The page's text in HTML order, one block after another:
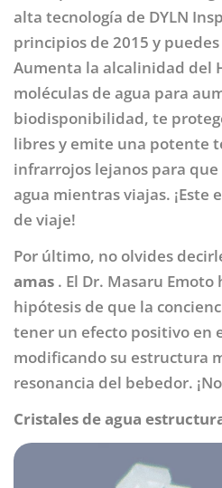
alta tecnología de DYLN
principios de 2015 y
Aumenta la alcalinidad del
moléculas de agua para
biodisponibilidad, te
libres y emite una potente
infrarrojos lejanos para
agua mientras viajas. ¡Este
de viaje!
Por último, no olvides
amas . El Dr. Masaru
hipótesis de que la
tener un efecto positivo en
modificando su estructura
resonancia del bebedor.
Cristales de agua